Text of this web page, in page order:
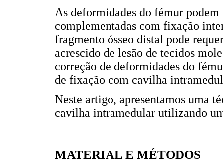
As deformidades do fémur
complementadas com fixação
fragmento ósseo distal pode
acrescido de lesão de tecidos
correção de deformidades do
de fixação com cavilha
Neste artigo, apresentamos uma
cavilha intramedular utilizando
MATERIAL E MÉTODOS